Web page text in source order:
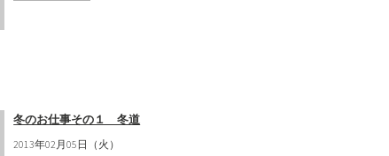
冬のお仕事その１ 冬道
2013年02月05日（火）